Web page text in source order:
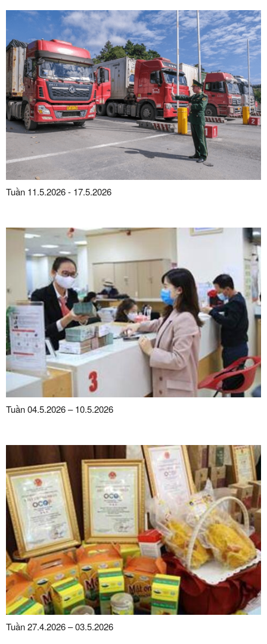
Tuần 11.5.2026 - 17.5.2026
Tuần 04.5.2026 – 10.5.2026
Tuần 27.4.2026 – 03.5.2026